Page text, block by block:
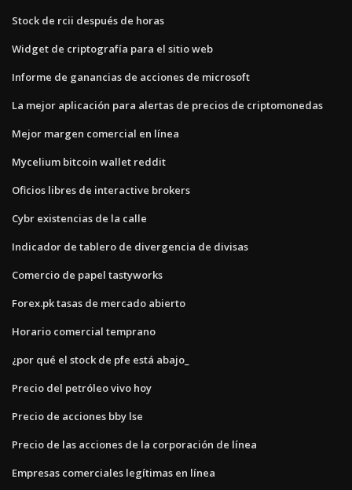
Stock de rcii después de horas
Widget de criptografía para el sitio web
Informe de ganancias de acciones de microsoft
La mejor aplicación para alertas de precios de criptomonedas
Mejor margen comercial en línea
Mycelium bitcoin wallet reddit
Oficios libres de interactive brokers
Cybr existencias de la calle
Indicador de tablero de divergencia de divisas
Comercio de papel tastyworks
Forex.pk tasas de mercado abierto
Horario comercial temprano
¿por qué el stock de pfe está abajo_
Precio del petróleo vivo hoy
Precio de acciones bby lse
Precio de las acciones de la corporación de línea
Empresas comerciales legítimas en línea